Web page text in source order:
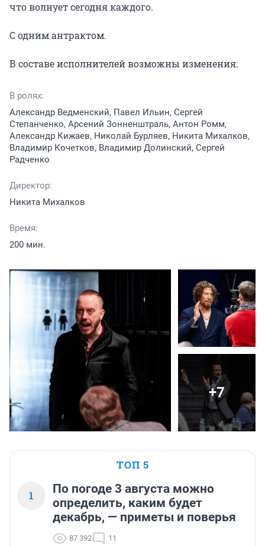
что волнует сегодня каждого.
С одним антрактом.
В составе исполнителей возможны изменения.
В ролях:
Александр Ведменский, Павел Ильин, Сергей
Степанченко, Арсений Зонненштраль, Антон Ромм,
Александр Кижаев, Николай Бурляев, Никита Михалков,
Владимир Кочетков, Владимир Долинский, Сергей
Радченко
Директор:
Никита Михалков
Время:
200 мин.
+7
ТОП 5
1
По погоде 3 августа можно
определить, каким будет
декабрь, — приметы и поверья
87 392 11